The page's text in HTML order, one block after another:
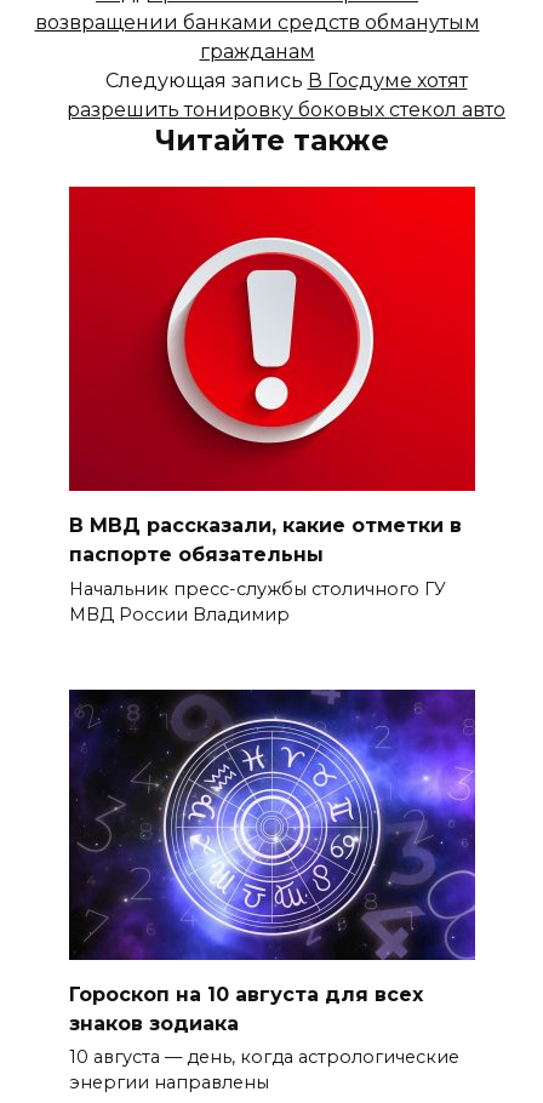
возвращении банками средств обманутым
гражданам
Следующая запись В Госдуме хотят
разрешить тонировку боковых стекол авто
Читайте также
В МВД рассказали, какие отметки в
паспорте обязательны
Начальник пресс-службы столичного ГУ
МВД России Владимир
Гороскоп на 10 августа для всех
знаков зодиака
10 августа — день, когда астрологические
энергии направлены